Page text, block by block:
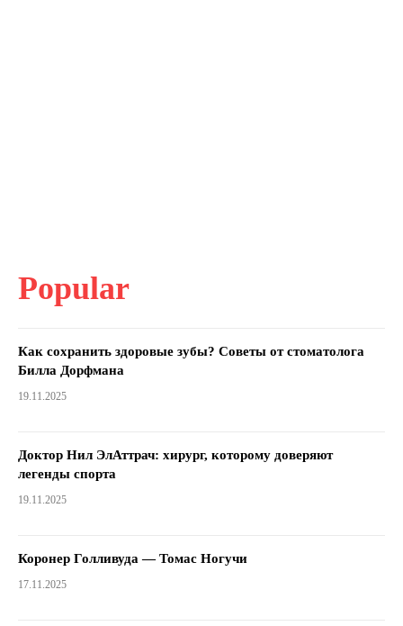
Popular
Как сохранить здоровые зубы? Советы от стоматолога
Билла Дорфмана
19.11.2025
Доктор Нил ЭлАттрач: хирург, которому доверяют
легенды спорта
19.11.2025
Коронер Голливуда — Томас Ногучи
17.11.2025